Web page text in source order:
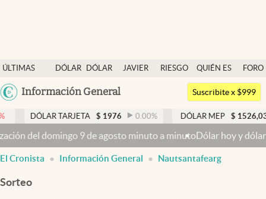
ÚLTIMAS
NOTICIAS
DÓLAR
DÓLAR
JAVIER
RIESGO
QUIÉN ES
QUIÉN
FORO
Argentina
México
USA
Colombia
Información General
Dólar
Members
Economía y Política
Finanzas y Mercados
Mercados Online
Negocios
Suscribite x $999
TARJETA $ 1976 0.00% DÓLAR MEP $ 1526,03 0.43%
9 de agosto minuto a minutoDólar hoy y dólar blue hoy:
El Cronista Información General Nautsantafearg
Sorteo